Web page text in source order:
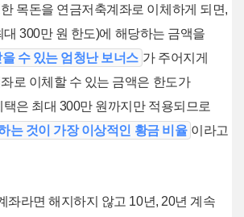
목돈을 연금저축계좌로 이체하게 되면,
300만 원 한도)에 해당하는 금액을
수 있는 엄청난 보너스 가 주어지게
로 이체할 수 있는 금액은 한도가
은 최대 300만 원까지만 적용되므로
는 것이 가장 이상적인 황금 비율 이라고
좌라면 해지하지 않고 10년, 20년 계속